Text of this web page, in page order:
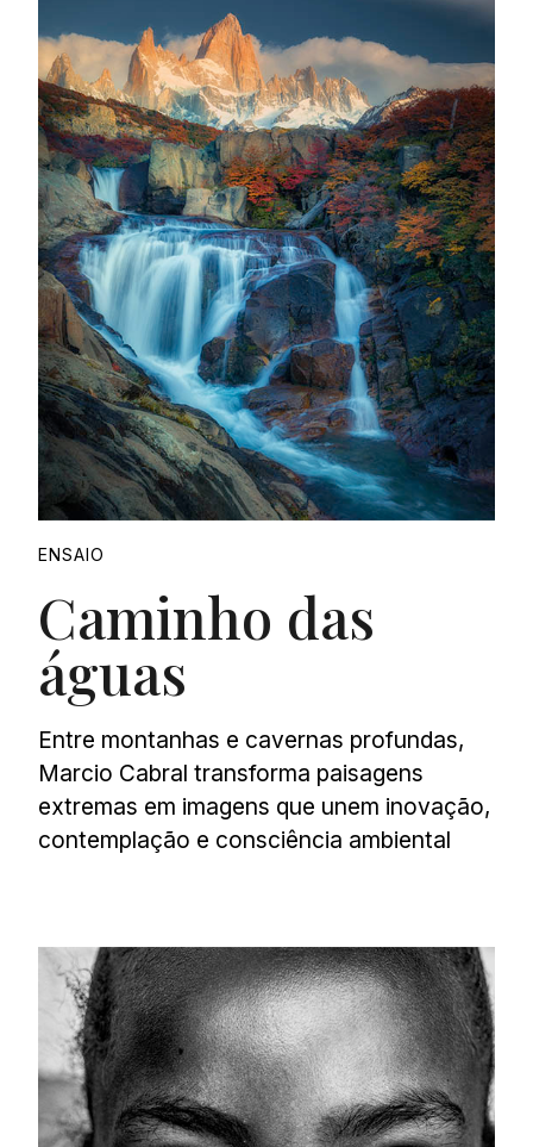
ENSAIO
Caminho das
águas
Entre montanhas e cavernas profundas,
Marcio Cabral transforma paisagens
extremas em imagens que unem inovação,
contemplação e consciência ambiental